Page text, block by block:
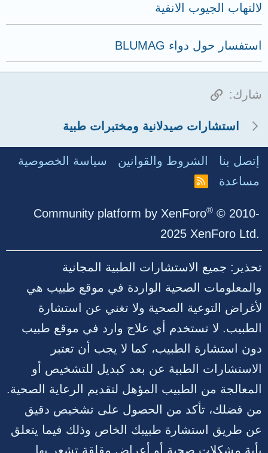
لالتهاب الجيوب الانفية
استفسار حول دواء BLUMAG
شارك: الرابط
استشارات صيدلانية ومختبرات طبية
إتصل بنا الشروط والقوانين
سياسة الخصوصية
مساعدة
R
Community platform by XenForo® © 2010-
2025 XenForo Ltd.
تحذير: جميع الاستشارات الطبية المجانية
والمعلومات الصحية الواردة في موقع طبيب هي
لأغراض التوعية الصحية ولا تغني عن استشارة
الطبيب. لا تستخدم أي علاج وارد في موقع طبيب
دون استشارة الطبيب، كما لا يجب أن تعتبر
الاستشارات الطبية عن بعد كبديل للتشخيص أو
المعالجة من الطبيب المؤهل لتقديم الرعاية الصحية.
من فضلك، تأكد من الحصول على تشخيص دقيق
عن طريق استشارة طبيبك الخاص وذلك فيما يتعلق
بأية مشكلات صحية أو أعراض مقلقة تشعر بها